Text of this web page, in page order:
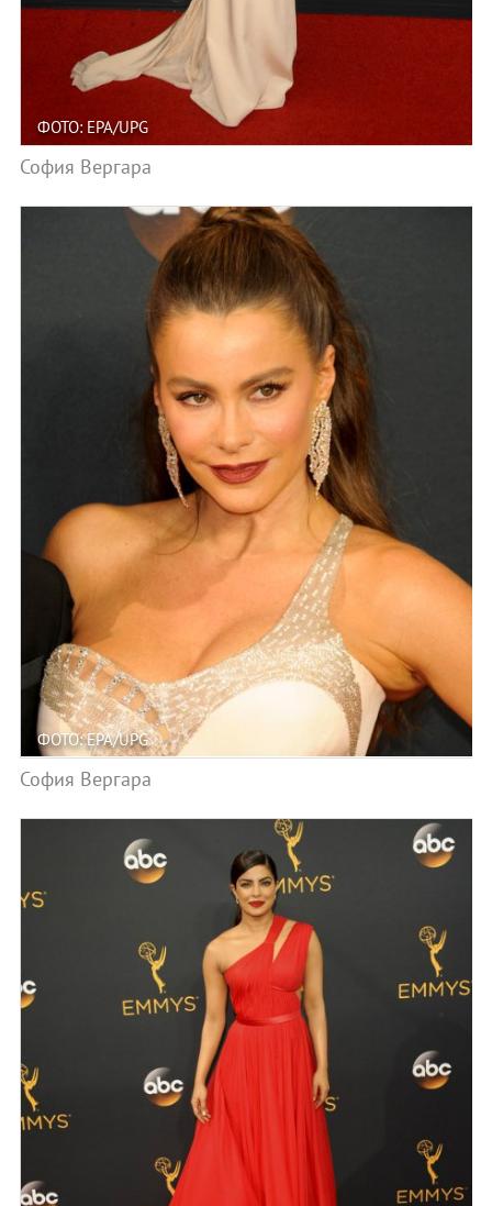
ФОТО: EPA/UPG
София Вергара
ФОТО: EPA/UPG
София Вергара